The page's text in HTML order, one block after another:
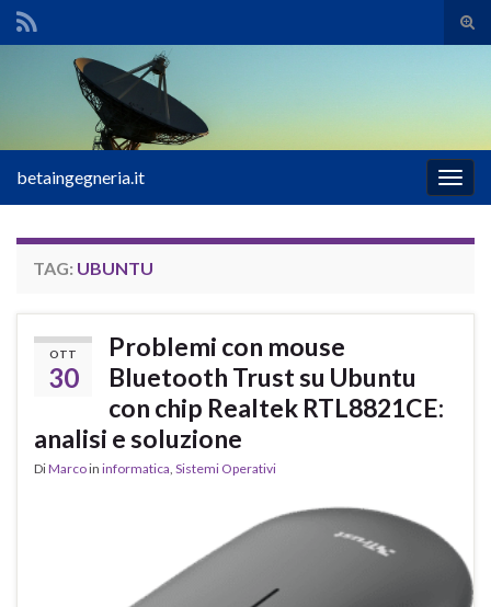
il
Search for:
la
betaingegneria.it
TAG: UBUNTU
OTT
30
Problemi con mouse
Bluetooth Trust su Ubuntu
con chip Realtek RTL8821CE:
analisi e soluzione
DiMarcoin informatica Sistemi Operativi